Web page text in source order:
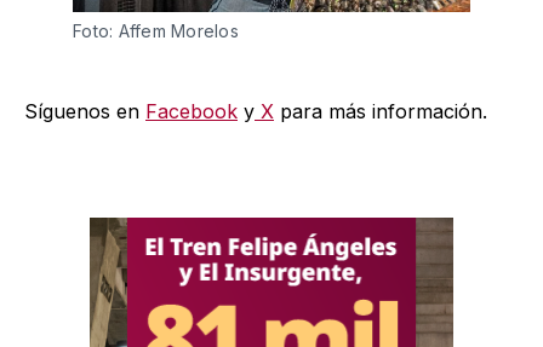
Foto: Affem Morelos
Síguenos en Facebook y X para más información.